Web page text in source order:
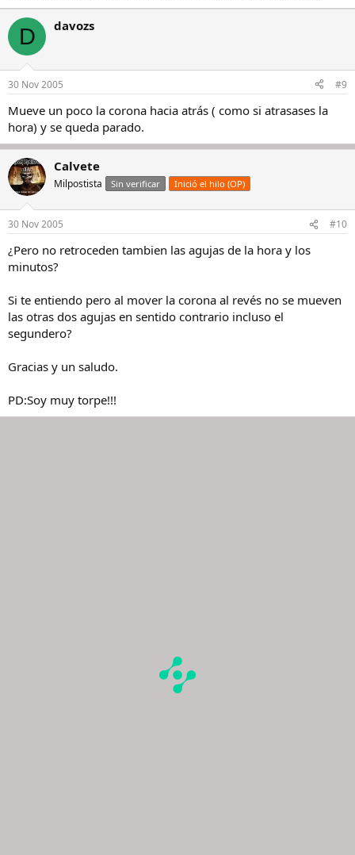
D davozs
30 Nov 2005 #9
Mueve un poco la corona hacia atrás ( como si atrasases la
hora) y se queda parado.
Calvete
Milpostista Sin verificar Inició el hilo (OP)
30 Nov 2005 #10
¿Pero no retroceden tambien las agujas de la hora y los
minutos?
Si te entiendo pero al mover la corona al revés no se mueven
las otras dos agujas en sentido contrario incluso el
segundero?
Gracias y un saludo.
PD:Soy muy torpe!!!